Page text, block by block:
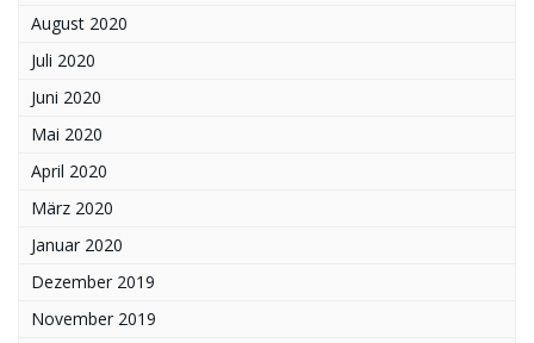
August 2020
Juli 2020
Juni 2020
Mai 2020
April 2020
März 2020
Januar 2020
Dezember 2019
November 2019